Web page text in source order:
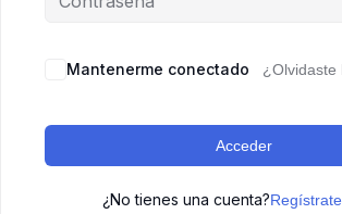
Mantenerme conectado ¿Olvidaste
Acceder
¿No tienes una cuenta?